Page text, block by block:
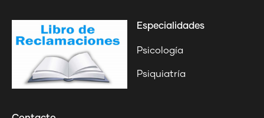
Especialidades
Psicología
Psiquiatría